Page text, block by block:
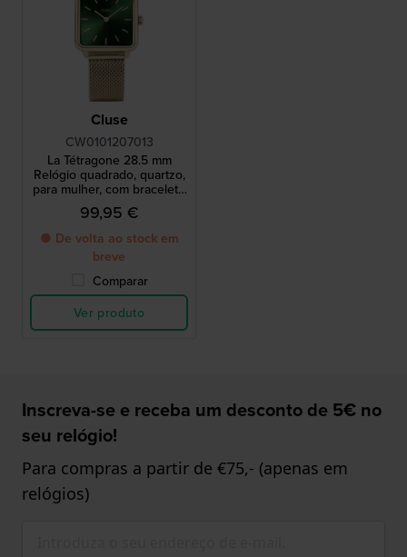
Cluse
CW0101207013
La Tétragone 28.5 mm
Relógio quadrado, quartzo,
para mulher, com bracelete
em malha
99,95 €
● De volta ao stock em
breve
Comparar
Ver produto
Inscreva-se e receba um desconto de 5€ no
seu relógio!
Para compras a partir de €75,- (apenas em
relógios)